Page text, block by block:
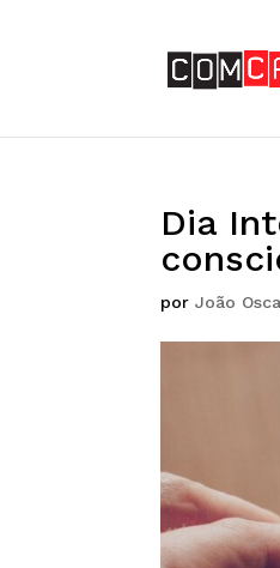
Dia
porJoão